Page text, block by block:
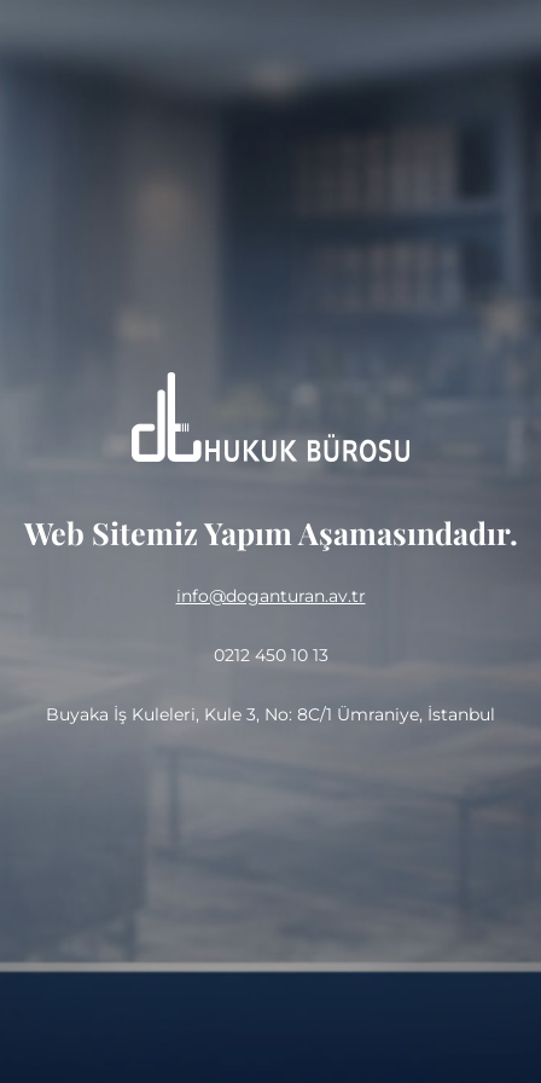
Web Sitemiz Yapım Aşamasındadır.
info@doganturan.av.tr
0212 450 10 13
Buyaka İş Kuleleri, Kule 3, No: 8C/1 Ümraniye, İstanbul